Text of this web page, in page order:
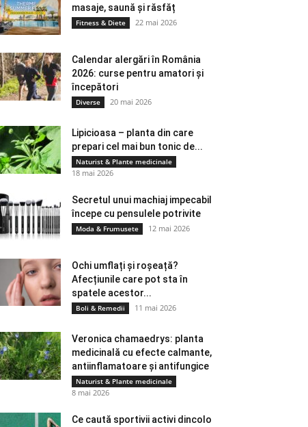
masaje, saună și răsfăț
Fitness & Diete 22 mai 2026
Calendar alergări în România
2026: curse pentru amatori și
începători
Diverse 20 mai 2026
Lipicioasa – planta din care
prepari cel mai bun tonic de...
Naturist & Plante medicinale
18 mai 2026
Secretul unui machiaj impecabil
începe cu pensulele potrivite
Moda & Frumusete 12 mai 2026
Ochi umflați și roșeață?
Afecțiunile care pot sta în
spatele acestor...
Boli & Remedii 11 mai 2026
Veronica chamaedrys: planta
medicinală cu efecte calmante,
antiinflamatoare și antifungice
Naturist & Plante medicinale
8 mai 2026
Ce caută sportivii activi dincolo